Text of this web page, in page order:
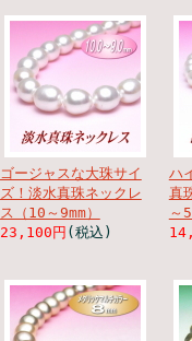
ゴージャスな大珠サイ
ズ！淡水真珠ネックレ
ス（10～9mm）
23,100円 (税込)
ハ
真
～